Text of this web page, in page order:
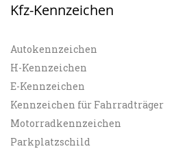
Kfz-Kennzeichen
Autokennzeichen
H-Kennzeichen
E-Kennzeichen
Kennzeichen für Fahrradträger
Motorradkennzeichen
Parkplatzschild